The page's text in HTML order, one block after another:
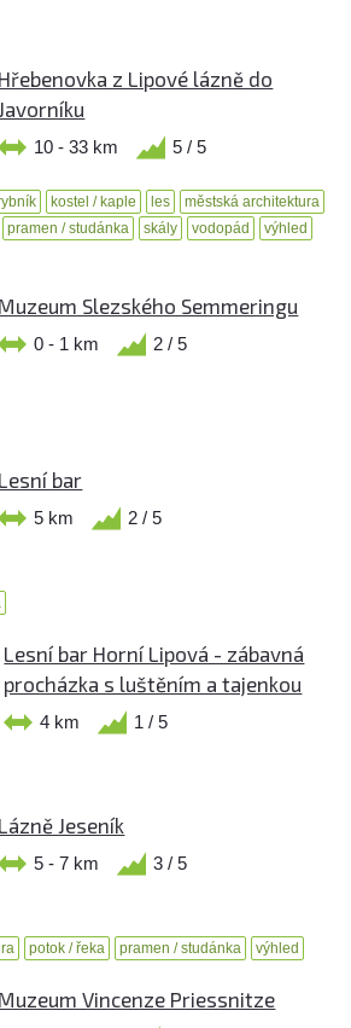
Hřebenovka z Lipové lázně do
Javorníku
10 - 33 km 5 / 5
kostel / kaple les
městská architektura
pramen / studánka skály vodopád
výhled
Muzeum Slezského Semmeringu
0 - 1 km 2 / 5
Lesní bar
5 km 2 / 5
Lesní bar Horní Lipová - zábavná
procházka s luštěním a tajenkou
4 km 1 / 5
Lázně Jeseník
5 - 7 km 3 / 5
potok / řeka pramen / studánka výhled
Muzeum Vincenze Priessnitze